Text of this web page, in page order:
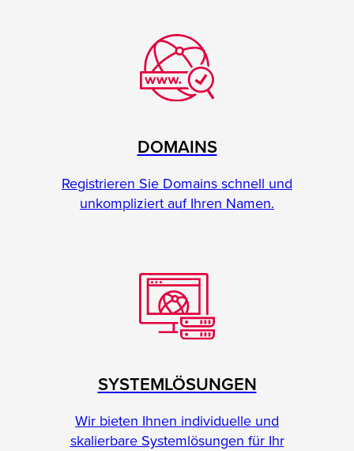
DOMAINS
Registrieren Sie Domains schnell und
unkompliziert auf Ihren Namen.
SYSTEMLÖSUNGEN
Wir bieten Ihnen individuelle und
skalierbare Systemlösungen für Ihr